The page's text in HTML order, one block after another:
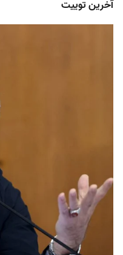
آخرین توییت